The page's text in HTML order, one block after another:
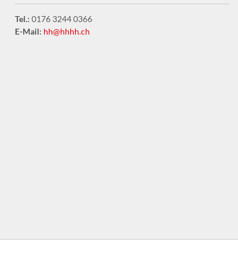
Tel.: 0176 3244 0366
E-Mail: hh@hhhh.ch